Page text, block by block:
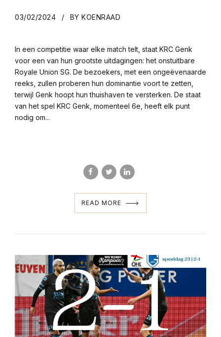
03/02/2024 BY KOENRAAD
In een competitie waar elke match telt, staat KRC Genk
voor een van hun grootste uitdagingen: het onstuitbare
Royale Union SG. De bezoekers, met een ongeëvenaarde
reeks, zullen proberen hun dominantie voort te zetten,
terwijl Genk hoopt hun thuishaven te versterken. De staat
van het spel KRC Genk, momenteel 6e, heeft elk punt
nodig om...
READ MORE